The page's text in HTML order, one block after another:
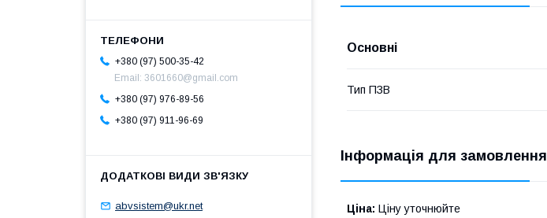
Основні
Тип ПЗВ
Інформація для замовлення
Ціна: Ціну уточнюйте
+380 (97) 500-35-42
Email: 3601660@gmail.com
+380 (97) 976-89-56
+380 (97) 911-96-69
abvsistem@ukr.net